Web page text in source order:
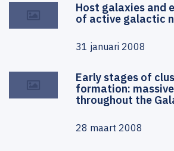
Host galaxies and
of active galactic
31 januari 2008
Early stages of
formation:
throughout the
28 maart 2008